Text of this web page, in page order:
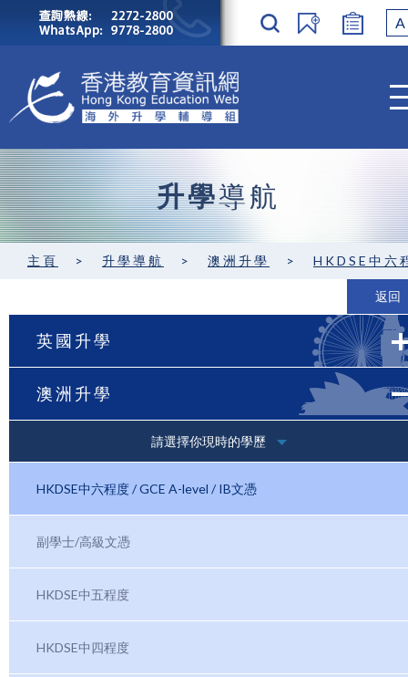
A
升學導航
主頁 > 升學導航 > 澳洲升學 > HKDSE中六程度 / GCE A-
返回
英國升學
澳洲升學
請選擇你現時的學歷
HKDSE中六程度 / GCE A-level / IB文憑
副學士/高級文憑
HKDSE中五程度
HKDSE中四程度